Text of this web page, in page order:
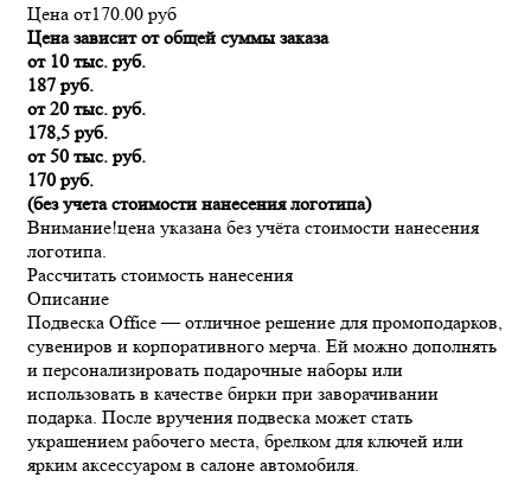
Цена от170.00 руб
Цена зависит от общей суммы заказа
от 10 тыс. руб.
187 руб.
от 20 тыс. руб.
178,5 руб.
от 50 тыс. руб.
170 руб.
(без учета стоимости нанесения логотипа)
Внимание!цена указана без учёта стоимости нанесения
логотипа.
Рассчитать стоимость нанесения
Описание
Подвеска Office — отличное решение для промоподарков,
сувениров и корпоративного мерча. Ей можно дополнять
и персонализировать подарочные наборы или
использовать в качестве бирки при заворачивании
подарка. После вручения подвеска может стать
украшением рабочего места, брелком для ключей или
ярким аксессуаром в салоне автомобиля.